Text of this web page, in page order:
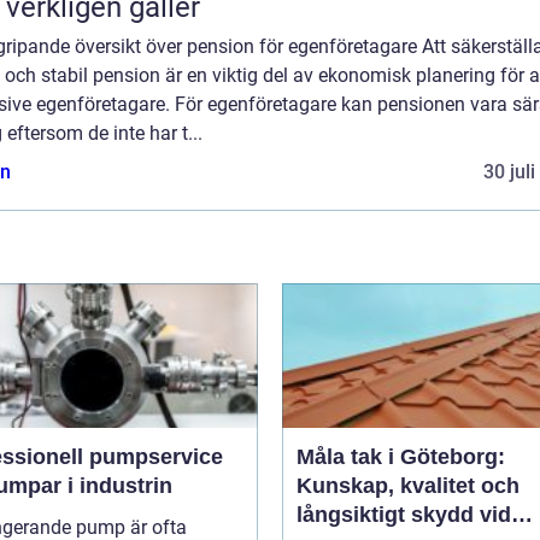
gäller
översikt över pension för egenföretagare Att
och stabil pension är en viktig del av ekonomisk planering för
egenföretagare. För egenföretagare kan pensionen vara
eftersom de inte har t...
30 juli
pumpservice
i industrin
pump är ofta
Måla tak i Göteborg:
Kunskap, kvalitet och
långsiktigt skydd vid